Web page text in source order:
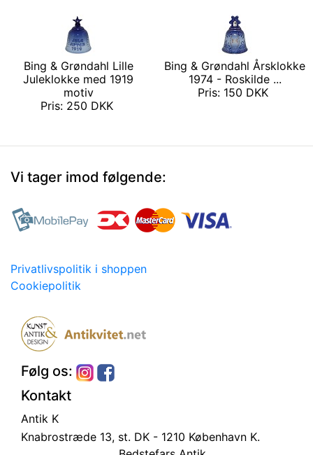
Bing & Grøndahl Lille
Juleklokke med 1919
motiv
Pris: 250 DKK
Bing & Grøndahl Årsklokke
1974 - Roskilde ...
Pris: 150 DKK
Vi tager imod følgende:
Privatlivspolitik i shoppen
Cookiepolitik
Følg os:
Kontakt
Antik K
Knabrostræde 13, st. DK - 1210 København K.